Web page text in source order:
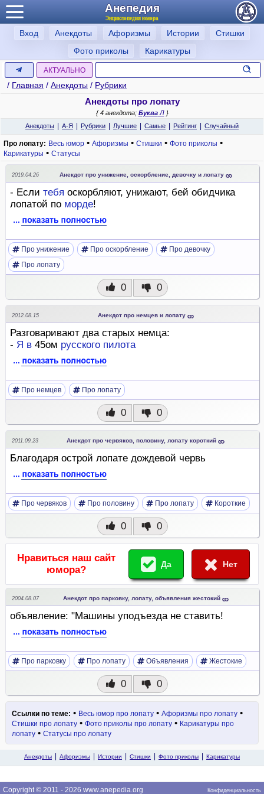
Анепедия
Энциклопедия юмора
Вход Анекдоты Афоризмы Истории
Стишки
Фото приколы
Карикатуры
АКТУАЛЬНО
/ Главная / Анекдоты / Рубрики
Анекдоты про лопату
{ 4 анекдота; БукваЛ}
Анекдоты
А-Я Рубрики Лучшие Самые Рейтинг Случайный
Про лопату: Весь юмор • Афоризмы • Стишки • Фото приколы •
Карикатуры • Статусы
2019.04.26 Анекдот про унижение, оскорбление, девочку и лопату
- Если тебя оскорбляют, унижают, бей обидчика
лопатой по морде!
Про унижение Про оскорбление
Про девочку
Про лопату
0 0
2012.08.15 Анекдот про немцев и лопату
Разговаривают два старых немца:
- Я в 45ом русского пилота
Про немцев Про лопату
0 0
2011.09.23 Анекдот про червяков, половину, лопату короткий
Благодаря острой лопате дождевой червь
Про червяков Про половину Про лопату Короткие
0 0
Нравиться наш сайт
юмора?
Да Нет
2004.08.07 Анекдот про парковку, лопату, объявления жестокий
объявление: "Машины уподъезда не ставить!
Про парковку Про лопату Объявления Жестокие
0 0
Ссылки по теме: • Весь юмор про лопату • Афоризмы про лопату •
Стишки про лопату • Фото приколы про лопату • Карикатуры про
лопату • Статусы про лопату
Анекдоты Афоризмы Истории Стишки Фото приколы Карикатуры
Copyright © 2011 - 2026 www.anepedia.org Конфиденциальность